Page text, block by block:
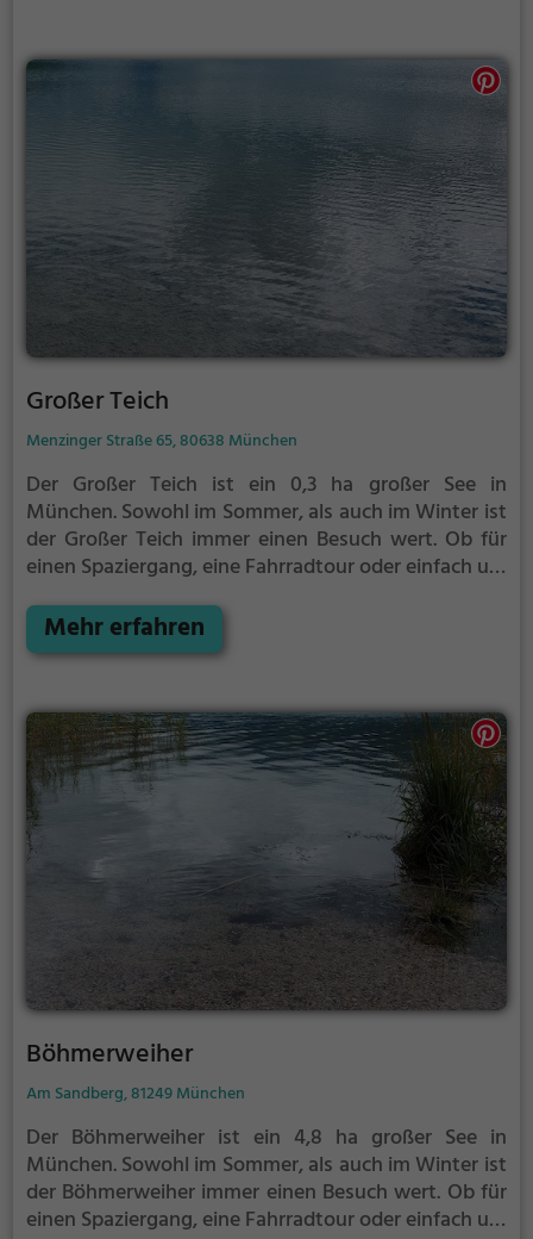
Großer Teich
Menzinger Straße 65, 80638 München
Der Großer Teich ist ein 0,3 ha großer See in
München.Sowohl im Sommer, als auch im Winter ist
der Großer Teich immer einen Besuch wert. Ob für
einen Spaziergang, eine Fahrradtour oder einfach um
zahlreiche Möglichkeiten für Freizeitaktivitäten.
Mehr erfahren
Böhmerweiher
Am Sandberg, 81249 München
Der Böhmerweiher ist ein 4,8 ha großer See in
München.Sowohl im Sommer, als auch im Winter ist
der Böhmerweiher immer einen Besuch wert. Ob für
einen Spaziergang, eine Fahrradtour oder einfach um